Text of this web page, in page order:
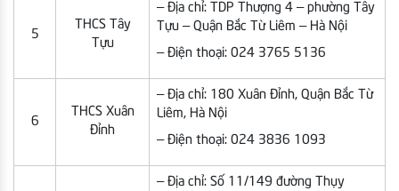
5
THCS Tây
Tựu
– Địa chỉ: TDP Thượng 4 – phường Tây
Tựu – Quận Bắc Từ Liêm – Hà Nội
– Điện thoại: 024 3765 5136
6
THCS Xuân
Đỉnh
– Địa chỉ: 180 Xuân Đỉnh, Quận Bắc Từ
Liêm, Hà Nội
– Điện thoại: 024 3836 1093
– Địa chỉ: Số 11/149 đường Thụy